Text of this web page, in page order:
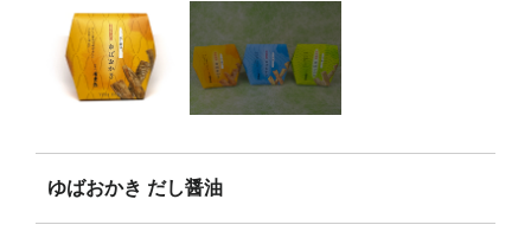
ゆばおかき だし醤油